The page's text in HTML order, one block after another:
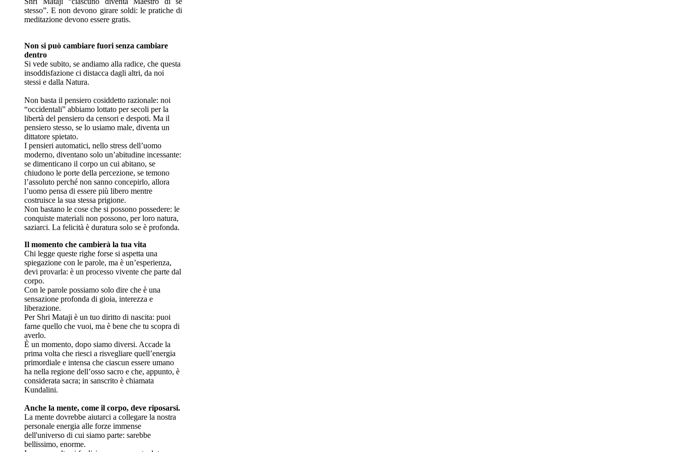
stesso”. E non devono girare soldi: le pratiche di
meditazione devono essere gratis.
Non si può cambiare fuori senza cambiare
dentro
Si vede subito, se andiamo alla radice, che questa
insoddisfazione ci distacca dagli altri, da noi
stessi e dalla Natura.
Non basta il pensiero cosiddetto razionale: noi
“occidentali” abbiamo lottato per secoli per la
libertà del pensiero da censori e despoti. Ma il
pensiero stesso, se lo usiamo male, diventa un
dittatore spietato.
I pensieri automatici, nello stress dell’uomo
moderno, diventano solo un’abitudine incessante:
se dimenticano il corpo un cui abitano, se
chiudono le porte della percezione, se temono
l’assoluto perché non sanno concepirlo, allora
l’uomo pensa di essere più libero mentre
costruisce la sua stessa prigione.
Non bastano le cose che si possono possedere: le
conquiste materiali non possono, per loro natura,
saziarci. La felicità è duratura solo se è profonda.
Il momento che cambierà la tua vita
Chi legge queste righe forse si aspetta una
spiegazione con le parole, ma è un’esperienza,
devi provarla: è un processo vivente che parte dal
corpo.
Con le parole possiamo solo dire che è una
sensazione profonda di gioia, interezza e
liberazione.
Per Shri Mataji è un tuo diritto di nascita: puoi
farne quello che vuoi, ma è bene che tu scopra di
averlo.
È un momento, dopo siamo diversi. Accade la
prima volta che riesci a risvegliare quell’energia
primordiale e intensa che ciascun essere umano
ha nella regione dell’osso sacro e che, appunto, è
considerata sacra; in sanscrito è chiamata
Kundalini.
Anche la mente, come il corpo, deve riposarsi.
La mente dovrebbe aiutarci a collegare la nostra
personale energia alle forze immense
dell'universo di cui siamo parte: sarebbe
bellissimo, enorme.